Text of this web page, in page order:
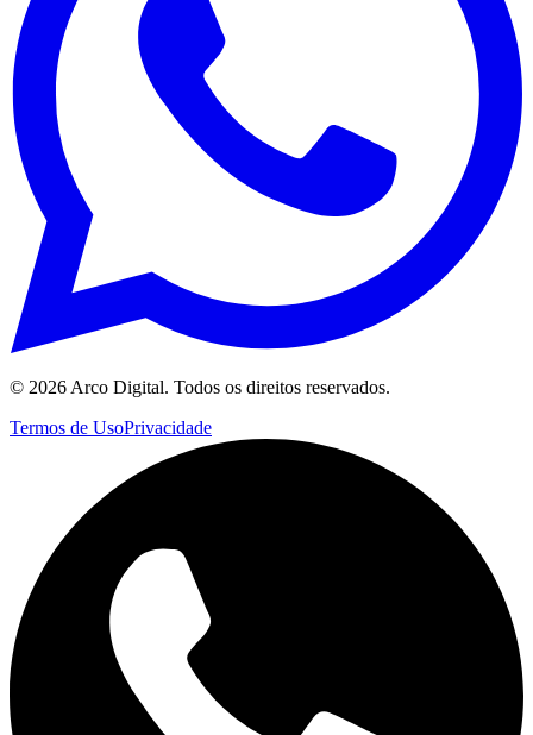
© 2026 Arco Digital. Todos os direitos reservados.
Termos de UsoPrivacidade